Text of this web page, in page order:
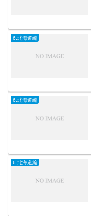
6.北海道編
6.北海道編
6.北海道編